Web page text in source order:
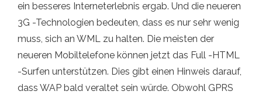
ein besseres Interneterlebnis ergab. Und die neueren
3G -Technologien bedeuten, dass es nur sehr wenig
muss, sich an WML zu halten. Die meisten der
neueren Mobiltelefone können jetzt das Full -HTML
-Surfen unterstützen. Dies gibt einen Hinweis darauf,
dass WAP bald veraltet sein würde. Obwohl GPRS